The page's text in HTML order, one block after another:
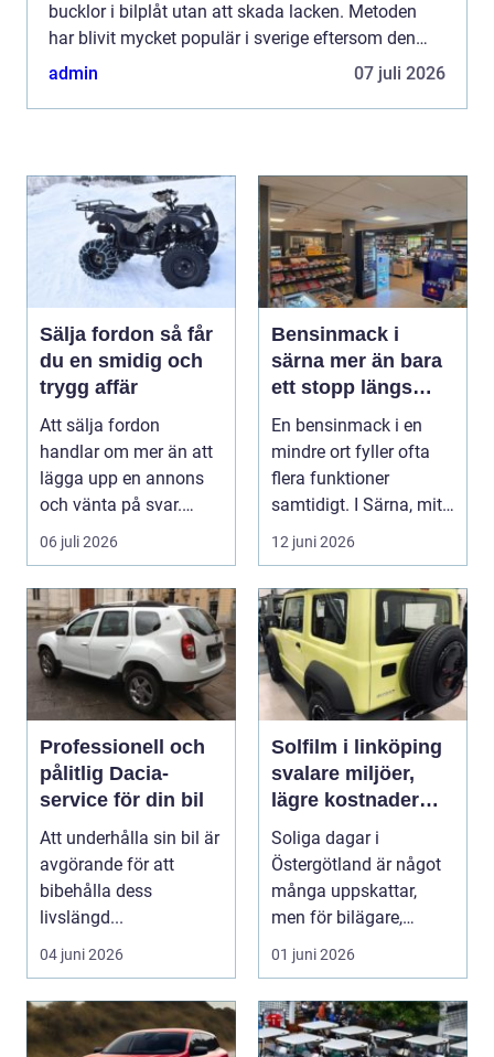
bucklor i bilplåt utan att skada lacken. Metoden
har blivit mycket populär i sverige eftersom den
kombinerar hantverksskicklighet, hög precision och
admin 07 juli 2026
Sälja fordon så får
du en smidig och
trygg affär
Att sälja fordon
handlar om mer än att
lägga upp en annons
och vänta på svar.
Många vill få en bra p...
06 juli 2026
Bensinmack i
särna mer än bara
ett stopp längs
vägen
En bensinmack i en
mindre ort fyller ofta
flera funktioner
samtidigt. I Särna, mitt
i norra Dalarna,...
12 juni 2026
Professionell och
pålitlig Dacia-
service för din bil
Att underhålla sin bil är
avgörande för att
bibehålla dess
livslängd...
04 juni 2026
Solfilm i linköping
svalare miljöer,
lägre kostnader
och bättre komfort
Soliga dagar i
Östergötland är något
många uppskattar,
men för bilägare,
båtägare och
fastighetsförv...
01 juni 2026